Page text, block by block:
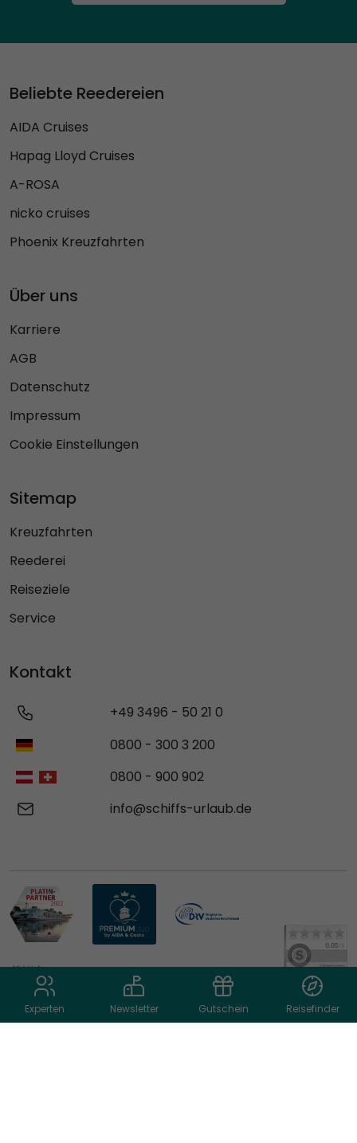
Experten Newsletter Gutschein Reisefinder
Beliebte Reedereien
AIDA Cruises
Hapag Lloyd Cruises
A-ROSA
nicko cruises
Phoenix Kreuzfahrten
Über uns
Karriere
AGB
Datenschutz
Impressum
Cookie Einstellungen
Sitemap
Kreuzfahrten
Reederei
Reiseziele
Service
Kontakt
+49 3496 - 50 21 0
0800 - 300 3 200
0800 - 900 902
info@schiffs-urlaub.de